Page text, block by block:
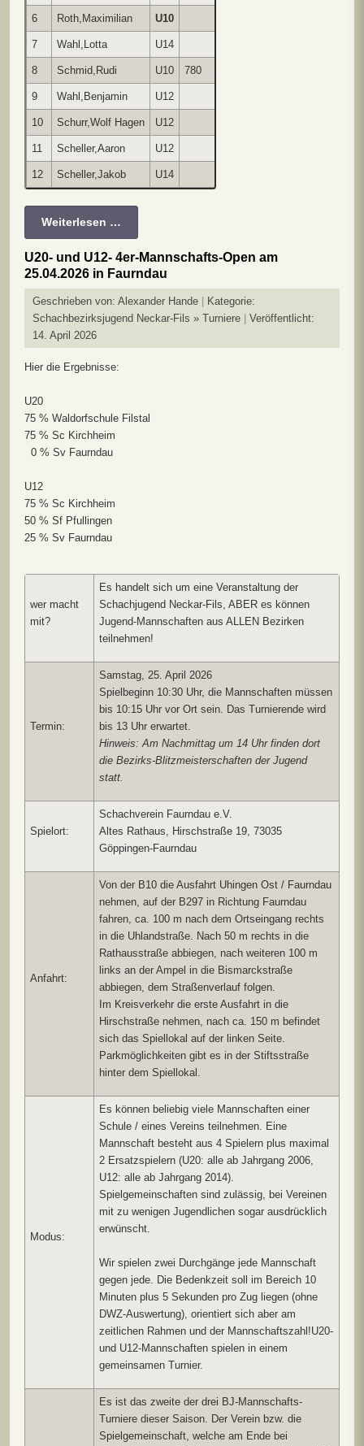
6 Roth,Maximilian U10
7 Wahl,Lotta U14
8 Schmid,Rudi U10 780
9 Wahl,Benjamin U12
10 Schurr,Wolf Hagen U12
11 Scheller,Aaron U12
12 Scheller,Jakob U14
Weiterlesen …
U20- und U12- 4er-Mannschafts-Open am
25.04.2026 in Faurndau
Geschrieben von: Alexander Hande
Kategorie:
Schachbezirksjugend Neckar-Fils » Turniere
Veröffentlicht:
14. April 2026
Hier die Ergebnisse:
U20
75 % Waldorfschule Filstal
75 % Sc Kirchheim
0 % Sv Faurndau
U12
75 % Sc Kirchheim
50 % Sf Pfullingen
25 % Sv Faurndau
wer macht
mit?
Es handelt sich um eine Veranstaltung der
Schachjugend Neckar-Fils, ABER es können
Jugend-Mannschaften aus ALLEN Bezirken
teilnehmen!
Termin:
Samstag, 25. April 2026
Spielbeginn 10:30 Uhr, die Mannschaften müssen
bis 10:15 Uhr vor Ort sein. Das Turnierende wird
bis 13 Uhr erwartet.
Hinweis: Am Nachmittag um 14 Uhr finden dort
die Bezirks-Blitzmeisterschaften der Jugend
statt.
Spielort:
Schachverein Faurndau e.V.
Altes Rathaus, Hirschstraße 19, 73035
Göppingen-Faurndau
Anfahrt:
Von der B10 die Ausfahrt Uhingen Ost / Faurndau
nehmen, auf der B297 in Richtung Faurndau
fahren, ca. 100 m nach dem Ortseingang rechts
in die Uhlandstraße. Nach 50 m rechts in die
Rathausstraße abbiegen, nach weiteren 100 m
links an der Ampel in die Bismarckstraße
abbiegen, dem Straßenverlauf folgen.
Im Kreisverkehr die erste Ausfahrt in die
Hirschstraße nehmen, nach ca. 150 m befindet
sich das Spiellokal auf der linken Seite.
Parkmöglichkeiten gibt es in der Stiftsstraße
hinter dem Spiellokal.
Modus:
Es können beliebig viele Mannschaften einer
Schule / eines Vereins teilnehmen. Eine
Mannschaft besteht aus 4 Spielern plus maximal
2 Ersatzspielern (U20: alle ab Jahrgang 2006,
U12: alle ab Jahrgang 2014).
Spielgemeinschaften sind zulässig, bei Vereinen
mit zu wenigen Jugendlichen sogar ausdrücklich
erwünscht.
Wir spielen zwei Durchgänge jede Mannschaft
gegen jede. Die Bedenkzeit soll im Bereich 10
Minuten plus 5 Sekunden pro Zug liegen (ohne
DWZ-Auswertung), orientiert sich aber am
zeitlichen Rahmen und der Mannschaftszahl!U20-
und U12-Mannschaften spielen in einem
gemeinsamen Turnier.
Es ist das zweite der drei BJ-Mannschafts-
Turniere dieser Saison. Der Verein bzw. die
Spielgemeinschaft, welche am Ende bei